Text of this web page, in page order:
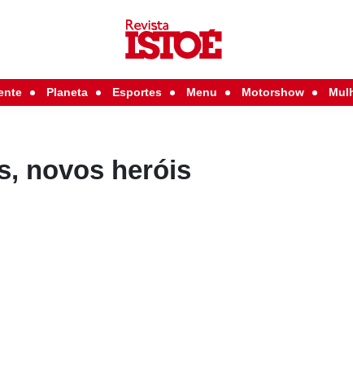
Planeta Esportes Menu Motorshow
novos heróis